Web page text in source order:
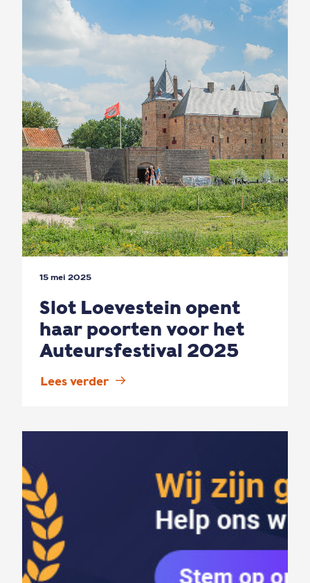
15 mei 2025
Slot Loevestein opent
haar poorten voor het
Auteursfestival 2025
Lees verder